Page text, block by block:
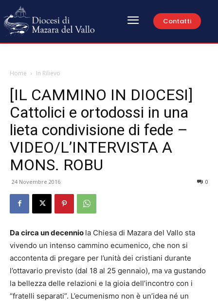
Contatti
Home In Rilievo
[IL CAMMINO IN DIOCESI]
Cattolici e ortodossi in una
lieta condivisione di fede –
VIDEO/L’INTERVISTA A
MONS. ROBU
24 Novembre 2016 0
Da circa un decennio la Chiesa di Mazara del Vallo sta
vivendo un intenso cammino ecumenico, che non si
accontenta di pregare per l’unità dei cristiani durante
l’ottavario previsto (dal 18 al 25 gennaio), ma va gustando
la bellezza delle relazioni e la gioia dell’incontro con i
“fratelli separati”. L’ecumenismo non è un’idea né un